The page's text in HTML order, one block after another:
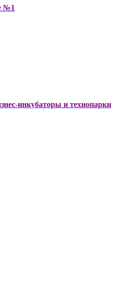
№1
инкубаторы и технопарки